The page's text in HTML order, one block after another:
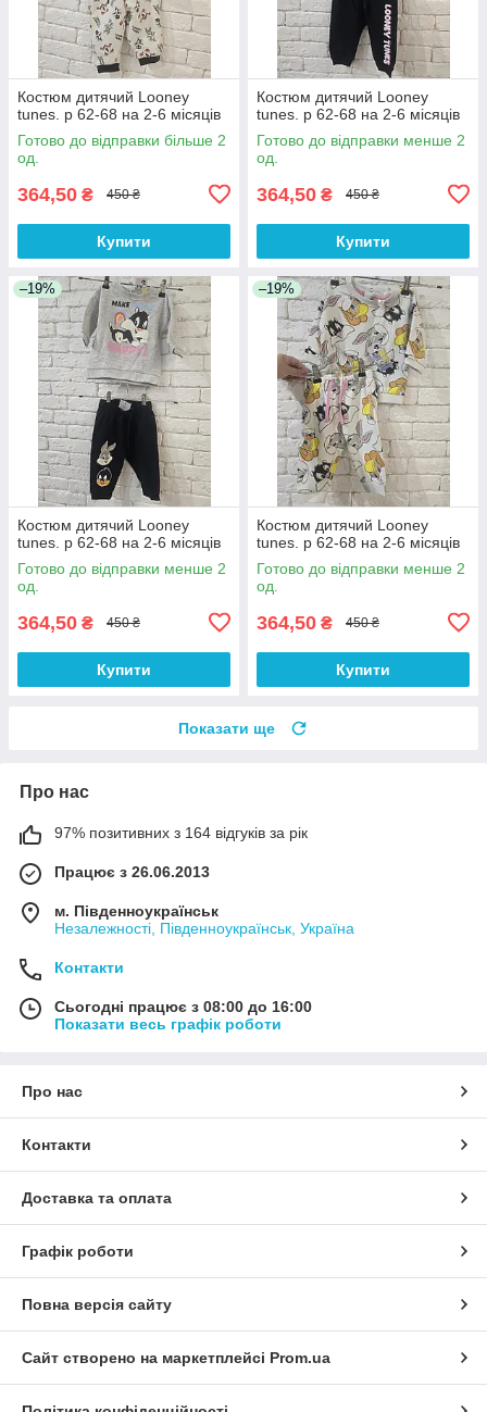
Костюм дитячий Looney
tunes. р 62-68 на 2-6 місяців
Готово до відправки більше 2
од.
364,50 ₴ 450 ₴
Купити
Костюм дитячий Looney
tunes. р 62-68 на 2-6 місяців
Готово до відправки менше 2
од.
364,50 ₴ 450 ₴
Купити
–19%
Костюм дитячий Looney
tunes. р 62-68 на 2-6 місяців
Готово до відправки менше 2
од.
364,50 ₴ 450 ₴
Купити
–19%
Костюм дитячий Looney
tunes. р 62-68 на 2-6 місяців
Готово до відправки менше 2
од.
364,50 ₴ 450 ₴
Купити
Показати ще
Про нас
97% позитивних з 164 відгуків за рік
Працює з 26.06.2013
м. Південноукраїнськ
Незалежності, Південноукраїнськ, Україна
Контакти
Сьогодні працює з 08:00 до 16:00
Показати весь графік роботи
Про нас
Контакти
Доставка та оплата
Графік роботи
Повна версія сайту
Сайт створено на маркетплейсі Prom.ua